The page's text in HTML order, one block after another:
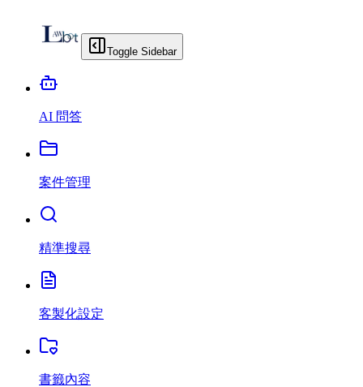
Toggle Sidebar
AI 問答
案件管理
精準搜尋
客製化設定
書籤內容